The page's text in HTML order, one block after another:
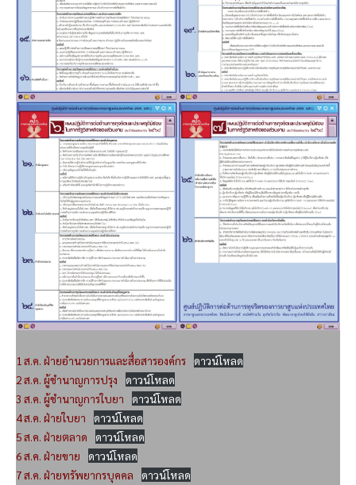
1 ส.ค. ฝ่ายอำนวยการและสื่อสารองค์กร
ดาวน์โหลด
2 ส.ค. ผู้ชำนาญการปรุง
ดาวน์โหลด
3 ส.ค. ผู้ชำนาญการใบยา
ดาวน์โหลด
4 ส.ค. ฝ่ายใบยา
ดาวน์โหลด
5 ส.ค. ฝ่ายตลาด
ดาวน์โหลด
6 ส.ค. ฝ่ายขาย
ดาวน์โหลด
7 ส.ค. ฝ่ายทรัพยากรบุคคล
ดาวน์โหลด